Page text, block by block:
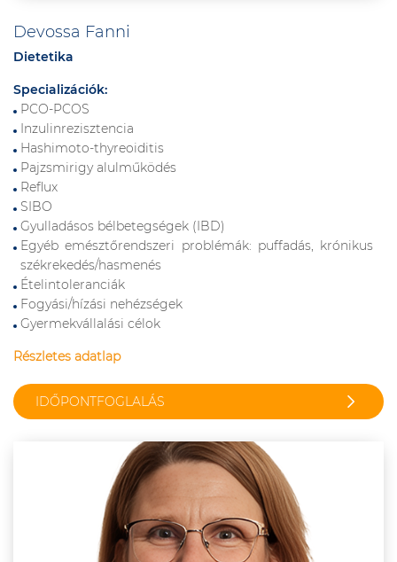
Devossa Fanni
Dietetika
Specializációk:
PCO-PCOS
Inzulinrezisztencia
Hashimoto-thyreoiditis
Pajzsmirigy alulműködés
Reflux
SIBO
Gyulladásos bélbetegségek (IBD)
Egyéb emésztőrendszeri problémák: puffadás, krónikus
székrekedés/hasmenés
Ételintoleranciák
Fogyási/hízási nehézségek
Gyermekvállalási célok
Részletes adatlap
IDŐPONTFOGLALÁS